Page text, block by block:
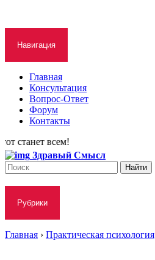
Навигация
Главная
Консультация
Вопрос-Ответ
Форум
Контакты
всем!
Здравый Смысл
Рубрики
Главная › Практическая психология